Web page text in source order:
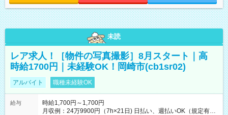
未読
レア求人！［物件の写真撮影］8月スタート｜高
時給1700円｜未経験OK！岡崎市(cb1sr02)
アルバイト 職種未経験OK
給与
時給1,700円～1,700円
月収例：24万9900円（7h×21日) 日払い、週払いOK（規定有